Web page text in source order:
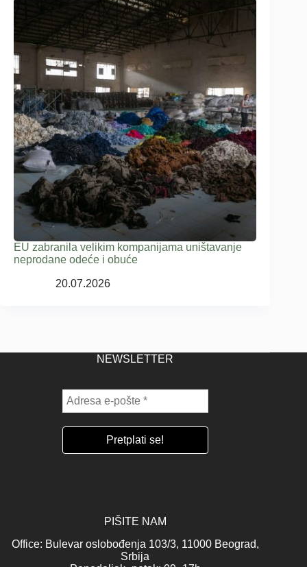
EU zabranila velikim kompanijama uništavanje
neprodane odeće i obuće
20.07.2026
NEWSLETTER
PIŠITE NAM
Office: Bulevar oslobođenja 103/3, 11000 Beograd,
Srbija